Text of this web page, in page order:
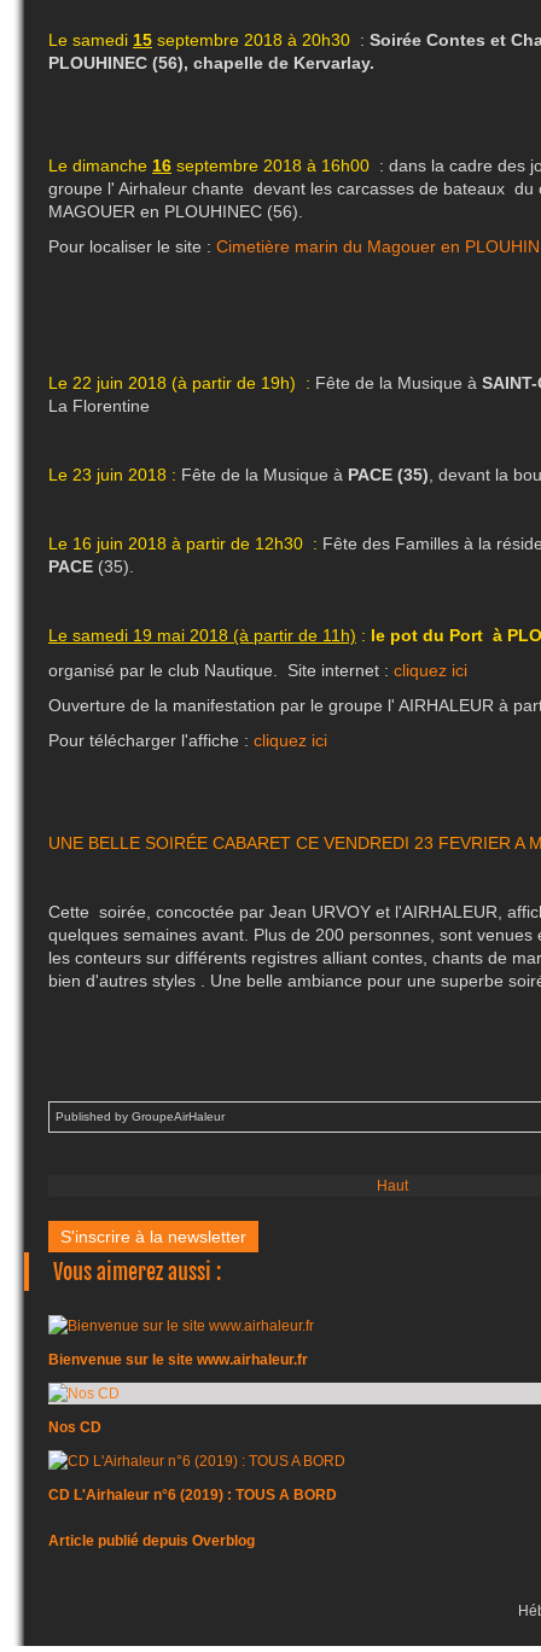
Le samedi 15 septembre 2018 à 20h30 : Soirée Contes et
PLOUHINEC (56), chapelle de Kervarlay.
Le dimanche 16 septembre 2018 à 16h00 : dans la cadre des
groupe l' Airhaleur chante devant les carcasses de bateaux du
MAGOUER en PLOUHINEC (56).
Pour localiser le site : Cimetière marin du Magouer en
Le 22 juin 2018 (à partir de 19h) : Fête de la Musique à
La Florentine
Le 23 juin 2018 : Fête de la Musique à PACE (35) , devant la
Le 16 juin 2018 à partir de 12h30 : Fête des Familles à la
PACE (35).
Le samedi 19 mai 2018 (à partir de 11h) : le pot du Port à
organisé par le club Nautique. Site internet : cliquez ici
Ouverture de la manifestation par le groupe l' AIRHALEUR à
Pour télécharger l'affiche : cliquez ici
UNE BELLE SOIRÉE CABARET CE VENDREDI 23 FEVRIER A
Cette soirée, concoctée par Jean URVOY et l'AIRHALEUR,
quelques semaines avant. Plus de 200 personnes, sont venues
les conteurs sur différents registres alliant contes, chants de
bien d'autres styles . Une belle ambiance pour une superbe
Published by GroupeAirHaleur
Haut
S'inscrire à la newsletter
Vous aimerez aussi :
Bienvenue sur le site www.airhaleur.fr
Nos CD
CD L'Airhaleur n°6 (2019) : TOUS A BORD
Article publié depuis Overblog